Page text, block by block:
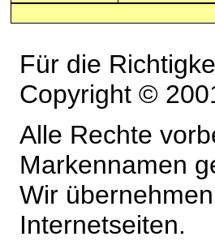
Für die
Copyright ©
Alle Rechte
Markennamen
Wir
Internetseiten.